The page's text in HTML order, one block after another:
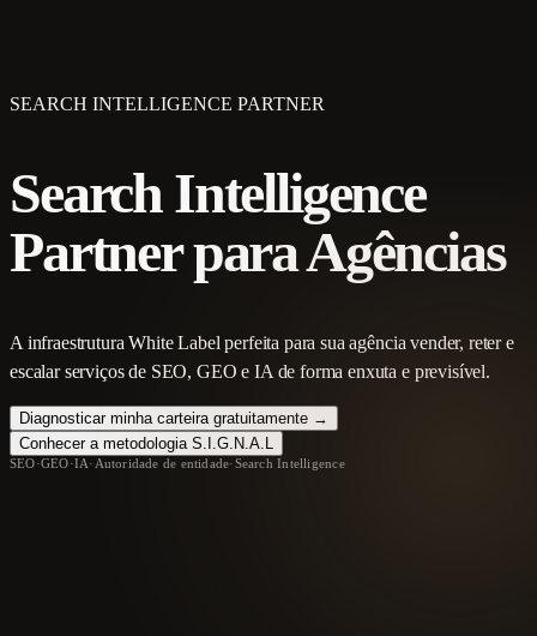
SEARCH INTELLIGENCE PARTNER
Search Intelligence
Partner para Agências
A infraestrutura White Label perfeita para sua agência vender, reter e
escalar serviços de SEO, GEO e IA de forma enxuta e previsível.
Diagnosticar minha carteira gratuitamente →
Conhecer a metodologia S.I.G.N.A.L
SEO·GEO·IA· Autoridade de entidade·Search Intelligence